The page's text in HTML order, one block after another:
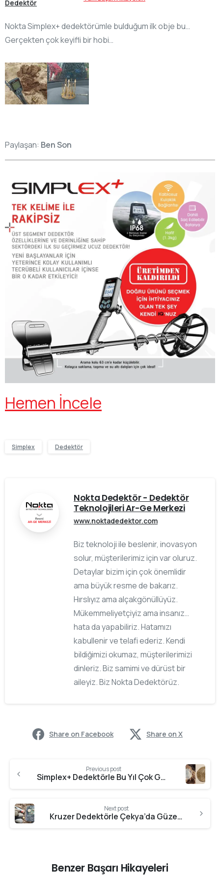
Dedektör
Nokta Simplex+ dedektörümle bulduğum ilk obje bu…
Gerçekten çok keyifli bir hobi…
Paylaşan: Ben Son
Hemen İncele
Simplex Dedektör
Nokta Dedektör - Dedektör
Teknolojileri Ar-Ge Merkezi
www.noktadedektor.com
Biz teknoloji ile beslenir, inovasyon
solur, müşterilerimiz için var oluruz.
Detaylar bizim için çok önemlidir
ama büyük resme de bakarız.
Hırslıyız ama alçakgönüllüyüz.
Mükemmeliyetçiyiz ama insanız…
hata da yapabiliriz. Hatamızı
kabullenir ve telafi ederiz. Kendi
bildiğimizi okumaz, müşterilerimizi
dinleriz. Biz samimi ve dürüst bir
aileyiz. Biz Nokta Dedektörüz.
Share on Facebook Share on X
Previous post
Simplex+ Dedektörle Bu Yıl Çok Güzel Geçti
Next post
Kruzer Dedektörle Çekya’da Güzel Bir Av
Benzer Başarı Hikayeleri